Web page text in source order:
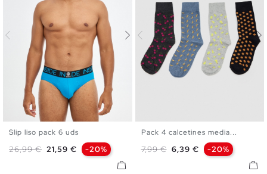
S
Slip liso pack 6 uds
Precio base
26,99 € Precio
21,59 € -20%
Pack 4 calcetines media...
Precio base
7,99 € Precio
6,39 € -20%